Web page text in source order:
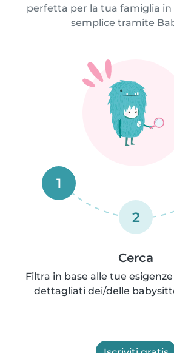
perfetta per la tua famiglia in
semplice tramite
1
2
Cerca
Filtra in base alle tue
dettagliati dei/delle